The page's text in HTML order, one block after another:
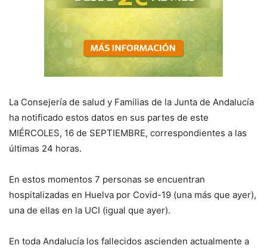
La Consejería de salud y Familias de la Junta de Andalucía
ha notificado estos datos en sus partes de este
MIÉRCOLES, 16 de SEPTIEMBRE, correspondientes a las
últimas 24 horas.
En estos momentos 7 personas se encuentran
hospitalizadas en Huelva por Covid-19 (una más que ayer),
una de ellas en la UCI (igual que ayer).
En toda Andalucía los fallecidos ascienden actualmente a